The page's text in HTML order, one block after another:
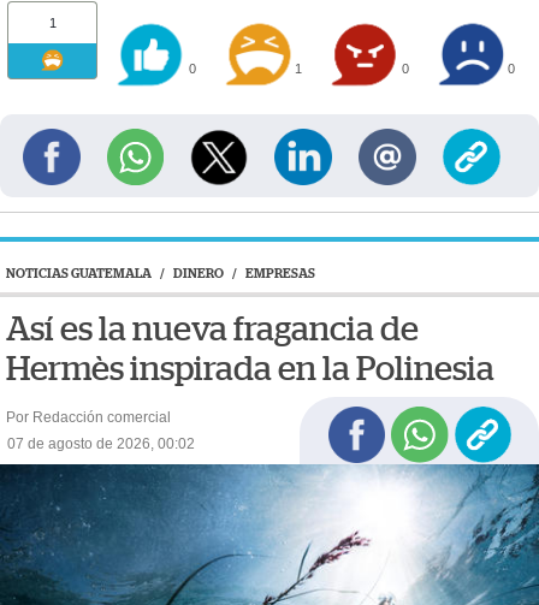
1
0 1 0 0
NOTICIAS GUATEMALA / DINERO / EMPRESAS
Así es la nueva fragancia de
Hermès inspirada en la Polinesia
Por Redacción comercial
07 de agosto de 2026, 00:02